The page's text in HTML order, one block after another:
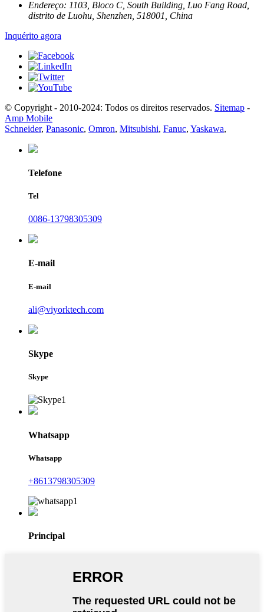
Endereço: 1103, Bloco C, South Building, Luo Fang Road,
distrito de Luohu, Shenzhen, 518001, China
Inquérito agora
© Copyright - 2010-2024: Todos os direitos reservados. Sitemap -
Amp Mobile
Schneider, Panasonic, Omron, Mitsubishi, Fanuc, Yaskawa,
Telefone
Tel
0086-13798305309
E-mail
E-mail
ali@viyorktech.com
Skype
Skype
Whatsapp
Whatsapp
+8613798305309
Principal